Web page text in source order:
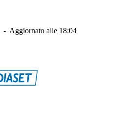
- Aggiornato alle 18:04